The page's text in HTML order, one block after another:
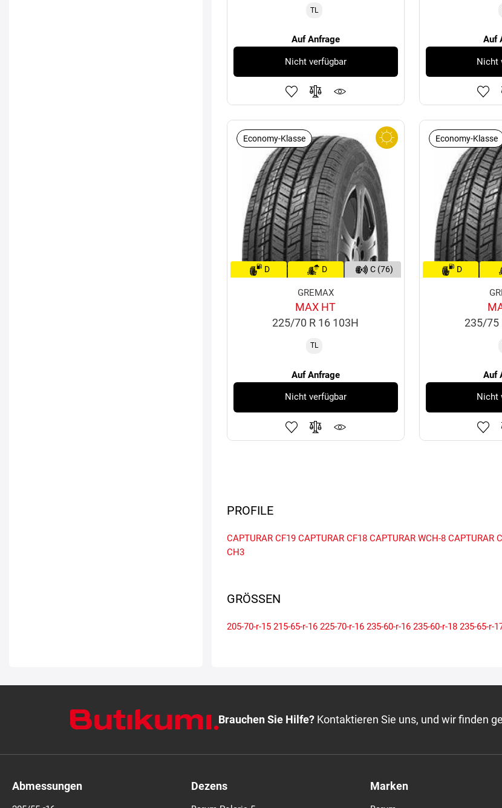
TL
Auf Anfrage
Nicht verfügbar
Auf
Nicht
Economy-Klasse
D D C (76)
GREMAX
MAX HT
225/70 R 16 103H
TL
Auf Anfrage
Nicht verfügbar
Economy-Klasse
D
235/75
Auf
Nicht
PROFILE
CAPTURAR CF19 CAPTURAR CF18 CAPTURAR WCH-8 CAPTURAR
CH3
GRÖSSEN
205-70-r-15 215-65-r-16 225-70-r-16 235-60-r-16 235-60-r-18 235-65-r-
Brauchen Sie Hilfe? Kontaktieren Sie uns, und wir finden
Abmessungen Dezens Marken